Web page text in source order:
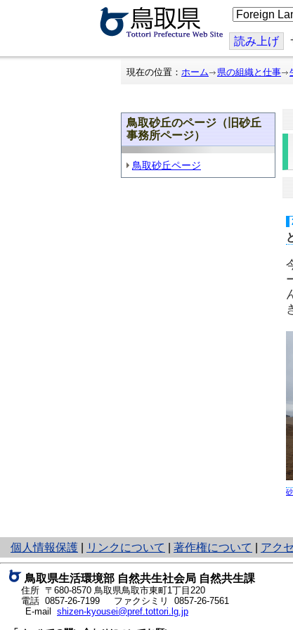
こ
の
ジ
を
翻
読み上げ
現在の位置： ホーム 県の組織と仕事
鳥取砂丘のページ（旧砂丘
事務所ページ）
鳥取砂丘ページ
個人情報保護
と
り
ネ
ッ
ト
へ
の
リンクについて 著作権について アク
鳥取県生活環境部 自然共生社会局 自然共生課
住所 〒680-8570 鳥取県鳥取市東町1丁目220
電話 0857-26-7199
ファクシミリ 0857-26-7561
E-mail shizen-kyousei@pref.tottori.lg.jp